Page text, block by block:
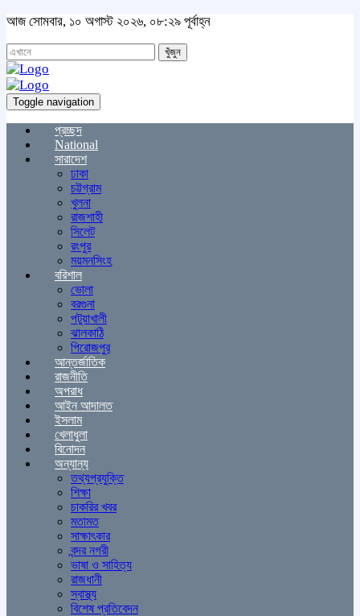
আজ সোমবার, ১০ অগাস্ট ২০২৬, ০৮:২৯ পূর্বাহ্ন
খুঁজুন
Toggle navigation
প্রচ্ছদ
National
সারাদেশ
ঢাকা
চট্টগ্রাম
খুলনা
রাজশাহী
সিলেট
রংপুর
ময়মনসিংহ
বরিশাল
ভোলা
বরগুনা
পটুয়াখালী
ঝালকাঠি
পিরোজপুর
আন্তর্জাতিক
রাজনীতি
অপরাধ
আইন আদালত
ইসলাম
খেলাধুলা
বিনোদন
অন্যান্য
তথ্যপ্রযুক্তি
শিক্ষা
চাকরির খবর
মতামত
সাক্ষাৎকার
বন্দর নগরী
ভাষা ও সাহিত্য
রাজধানী
স্বাস্থ্য
বিশেষ প্রতিবেদন